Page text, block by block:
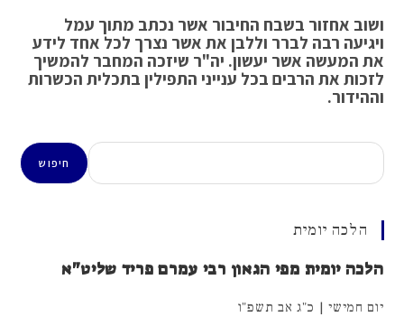
ושוב אחזור בשבח החיבור אשר נכתב מתוך עמל
ויגיעה רבה לברר וללבן את אשר נצרך לכל אחד לידע
את המעשה אשר יעשון. יה"ר שיזכה המחבר להמשיך
לזכות את הרבים בכל ענייני התפילין בתכלית הכשרות
וההידור.
חיפוש
חיפוש
הלכה יומית
הלכה יומית מפי הגאון רבי עמרם פריד שליט"א
יום חמישי | כ"ג אב תשפ"ו